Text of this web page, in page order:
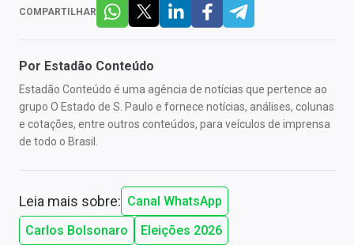
COMPARTILHAR
Por Estadão Conteúdo
Estadão Conteúdo é uma agência de notícias que pertence ao
grupo O Estado de S. Paulo e fornece notícias, análises, colunas
e cotações, entre outros conteúdos, para veículos de imprensa
de todo o Brasil.
Leia mais sobre: Canal WhatsApp
Carlos Bolsonaro
Eleições 2026